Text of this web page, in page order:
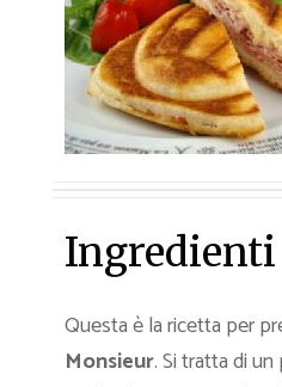
Ingredienti
Questa è la ricetta per
Monsieur. Si tratta di